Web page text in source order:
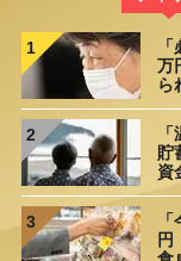
1
万
ら
2
貯
資
3
円